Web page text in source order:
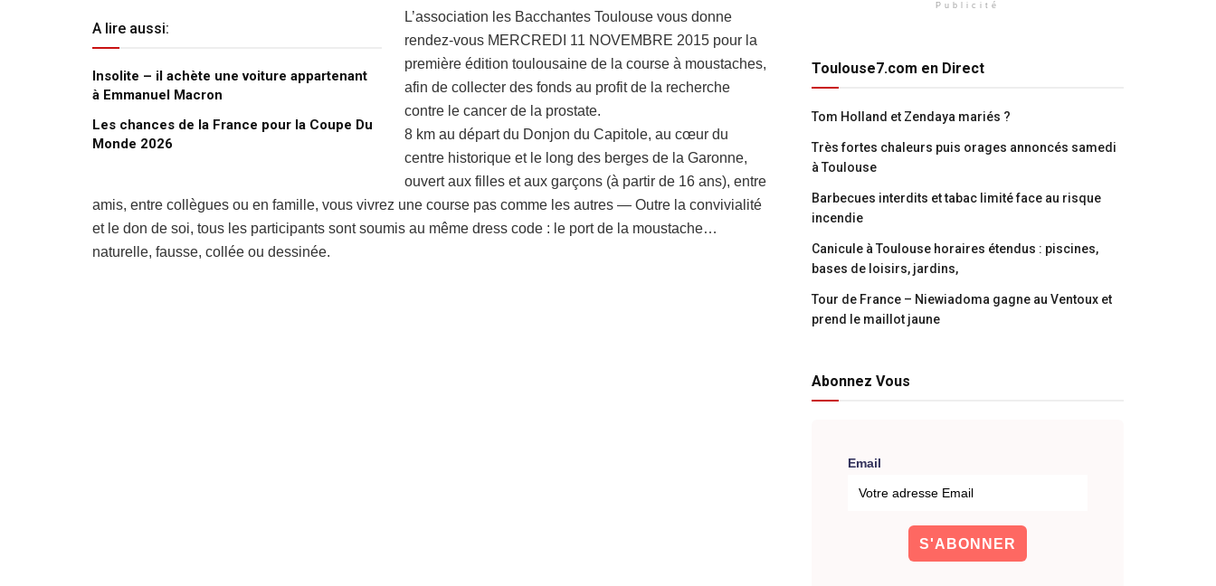
A lire aussi:
Insolite – il achète une voiture appartenant
à Emmanuel Macron
Les chances de la France pour la Coupe Du
Monde 2026
L’association les Bacchantes Toulouse vous donne
rendez-vous MERCREDI 11 NOVEMBRE 2015 pour la
première édition toulousaine de la course à moustaches,
afin de collecter des fonds au profit de la recherche
contre le cancer de la prostate.
8 km au départ du Donjon du Capitole, au cœur du
centre historique et le long des berges de la Garonne,
ouvert aux filles et aux garçons (à partir de 16 ans), entre
amis, entre collègues ou en famille, vous vivrez une course pas comme les autres — Outre la convivialité
et le don de soi, tous les participants sont soumis au même dress code : le port de la moustache…
naturelle, fausse, collée ou dessinée.
Publicité
Toulouse7.com en Direct
Tom Holland et Zendaya mariés ?
Très fortes chaleurs puis orages annoncés samedi
à Toulouse
Barbecues interdits et tabac limité face au risque
incendie
Canicule à Toulouse horaires étendus : piscines,
bases de loisirs, jardins,
Tour de France – Niewiadoma gagne au Ventoux et
prend le maillot jaune
Abonnez Vous
Email